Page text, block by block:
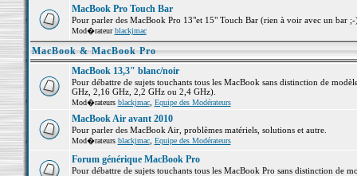
MacBook Pro Touch Bar
Pour parler des MacBook Pro 13"et 15" Touch Bar (rien à voir avec un bar
Mod�rateurblackjmac
MacBook & MacBook Pro
MacBook 13,3" blanc/noir
Pour débattre de sujets touchants tous les MacBook sans distinction de
GHz, 2,16 GHz, 2,2 GHz ou 2,4 GHz).
Mod�rateurs blackjmac, Equipe des Modérateurs
MacBook Air avant 2010
Pour parler des MacBook Air, problèmes matériels, solutions et autre.
Mod�rateurs blackjmac, Equipe des Modérateurs
Forum générique MacBook Pro
Pour débattre de sujets touchants tous les MacBook Pro sans distinction de